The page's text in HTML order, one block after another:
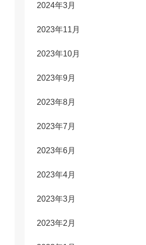
2024年3月
2023年11月
2023年10月
2023年9月
2023年8月
2023年7月
2023年6月
2023年4月
2023年3月
2023年2月